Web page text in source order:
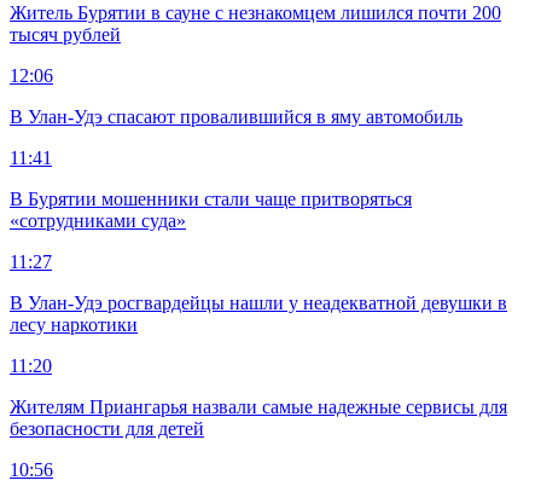
Житель Бурятии в сауне с незнакомцем лишился почти 200
тысяч рублей
12:06
В Улан-Удэ спасают провалившийся в яму автомобиль
11:41
В Бурятии мошенники стали чаще притворяться
«сотрудниками суда»
11:27
В Улан-Удэ росгвардейцы нашли у неадекватной девушки в
лесу наркотики
11:20
Жителям Приангарья назвали самые надежные сервисы для
безопасности для детей
10:56